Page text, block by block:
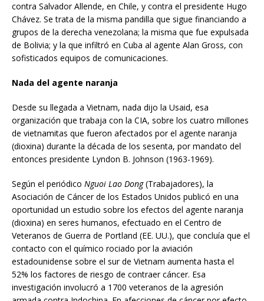
contra Salvador Allende, en Chile, y contra el presidente Hugo
Chávez. Se trata de la misma pandilla que sigue financiando a
grupos de la derecha venezolana; la misma que fue expulsada
de Bolivia; y la que infiltró en Cuba al agente Alan Gross, con
sofisticados equipos de comunicaciones.
Nada del agente naranja
Desde su llegada a Vietnam, nada dijo la Usaid, esa
organización que trabaja con la CIA, sobre los cuatro millones
de vietnamitas que fueron afectados por el agente naranja
(dioxina) durante la década de los sesenta, por mandato del
entonces presidente Lyndon B. Johnson (1963-1969).
Según el periódico Nguoi Lao Dong(Trabajadores), la
Asociación de Cáncer de los Estados Unidos publicó en una
oportunidad un estudio sobre los efectos del agente naranja
(dioxina) en seres humanos, efectuado en el Centro de
Veteranos de Guerra de Portland (EE. UU.), que concluía que el
contacto con el químico rociado por la aviación
estadounidense sobre el sur de Vietnam aumenta hasta el
52% los factores de riesgo de contraer cáncer. Esa
investigación involucró a 1700 veteranos de la agresión